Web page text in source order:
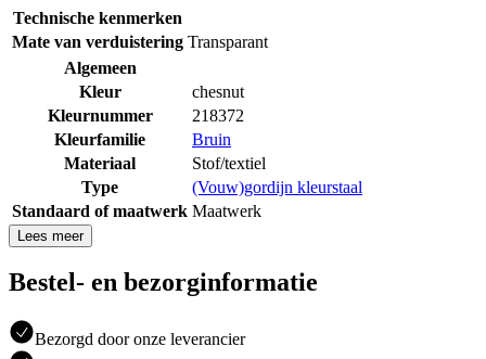
Technische kenmerken
Mate van verduistering Transparant
Algemeen
Kleur
chesnut
Kleurnummer
218372
Kleurfamilie
Bruin
Materiaal
Stof/textiel
Type
(Vouw)gordijn kleurstaal
Standaard of maatwerk Maatwerk
Lees meer
Bestel- en bezorginformatie
Bezorgd door onze leverancier